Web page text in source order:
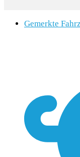
Gemerkte